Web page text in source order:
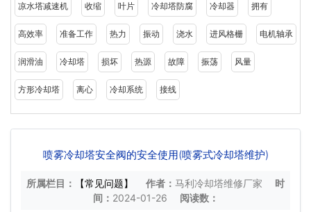
凉水塔减速机 收缩 叶片 冷却塔防腐 冷却器 拥有
高效率 准备工作 热力 振动 浇水 进风格栅 电机轴承
润滑油 冷却塔 损坏 热源 故障 振荡 风量
方形冷却塔 离心 冷却系统 接线
喷雾冷却塔安全阀的安全使用(喷雾式冷却塔维护)
所属栏目： 【常见问题】 作者： 马利冷却塔维修厂家
时
间： 2024-01-26 阅读数：